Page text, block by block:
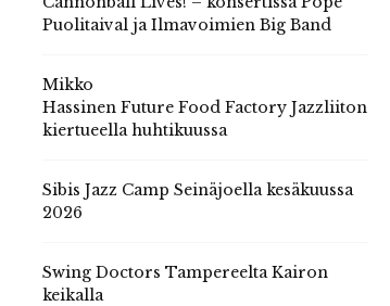
Puolitaival ja Ilmavoimien Big Band
Mikko
Hassinen Future Food Factory Jazzliiton
kiertueella huhtikuussa
Sibis Jazz Camp Seinäjoella kesäkuussa
2026
Swing Doctors Tampereelta Kairon
keikalla